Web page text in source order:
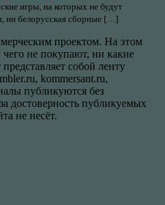
игры, на которых не будут
ни белорусская сборные […]
проектом. На этом
не покупают, ни какие
собой ленту
kommersant.ru,
публикуются без
достоверность публикуемых
не несёт.